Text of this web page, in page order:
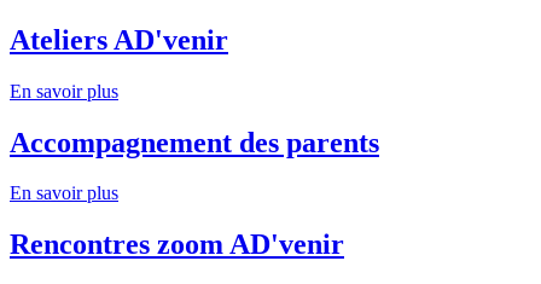
Ateliers AD'venir
En savoir plus
Accompagnement des parents
En savoir plus
Rencontres zoom AD'venir